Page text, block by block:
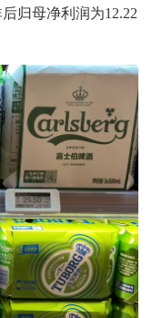
归母净利润为12.22